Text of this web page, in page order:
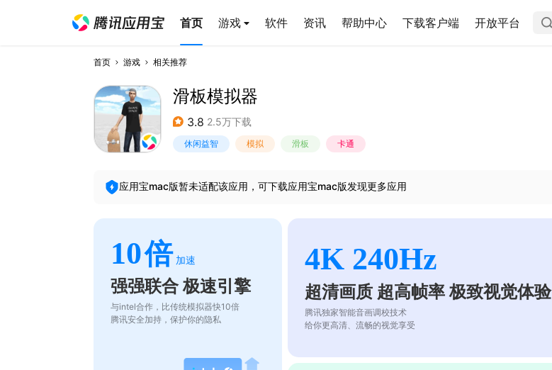
首页 游戏 软件 资讯 帮助中心 下载客户端 开放平台
首页 游戏 相关推荐
滑板模拟器
3.8 2.5万下载
休闲益智 模拟 滑板 卡通
应用宝mac版暂未适配该应用，可下载应用宝mac版发现更多应用
10倍 加速
强强联合 极速引擎
与intel合作，比传统模拟器快10倍
腾讯安全加持，保护你的隐私
4K 240Hz
超清画质 超高帧率 极致视觉体验
腾讯独家智能音画调校技术
给你更高清、流畅的视觉享受